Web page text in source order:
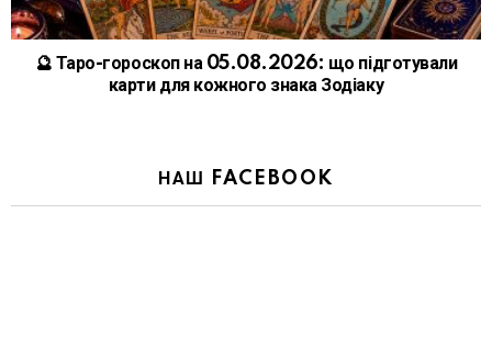
🔮 Таро-гороскоп на 05.08.2026: що підготували
карти для кожного знака Зодіаку
НАШ FACEBOOK